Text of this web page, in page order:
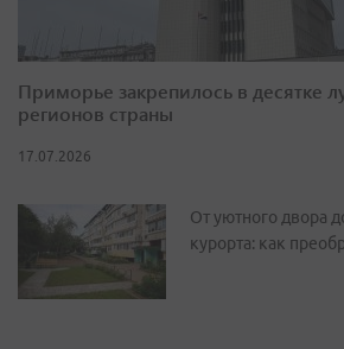
Приморье закрепилось в десятке
регионов страны
17.07.2026
От уютного двора
курорта: как